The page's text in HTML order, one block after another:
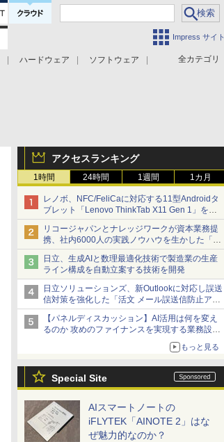
Impress サイト
全カテゴリ
ハードウェア
ソフトウェア
アクセスランキング
1時間 24時間 1週間 1カ月
レノボ、NFC/FeliCaに対応する11型Androidタ
ブレット「Lenovo ThinkTab X11 Gen 1」を発
売
リコージャパンとナレッジワークが資本業務提
携、社内6000人の実践ノウハウを生かした「AI
商談記録 for RICOH」を展開へ
日立、生成AIと数理最適化技術で製造業の生産
ライン構成を自動立案する技術を開発
日立ソリューションズ、新Outlookに対応し誤送
信対策を強化した「活文 メール誤送信防止アド
インサービス」を提供
【パネルディスカッション】AI活用は何を変え
るのか 攻めのファイナンスを実現する業務設計
もっと見る
Special Site
AIスマートノートの
iFLYTEK「AINOTE 2」はな
ぜ魅力的なのか？